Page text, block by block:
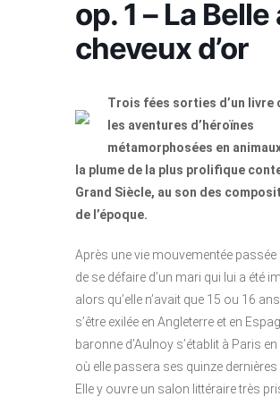
op. 1 – La Belle
cheveux d’or
Trois fées sorties d’un livre
les aventures d’héroïnes
métamorphosées en
la plume de la plus prolifique
Grand Siècle, au son des
de l’époque.
Après une vie mouvementée passée
de se défaire d’un mari qui lui a été
alors qu’elle n’avait que 15 ou 16
s’être exilée en Angleterre et en
baronne d’Aulnoy s’établit à Paris
où elle passera ses quinze dernières
Elle y ouvre un salon littéraire très